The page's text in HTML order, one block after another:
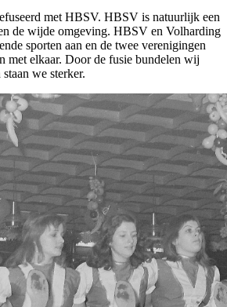
met HBSV. HBSV is natuurlijk een
de wijde omgeving. HBSV en Volharding
sporten aan en de twee verenigingen
met elkaar. Door de fusie bundelen wij
we sterker.